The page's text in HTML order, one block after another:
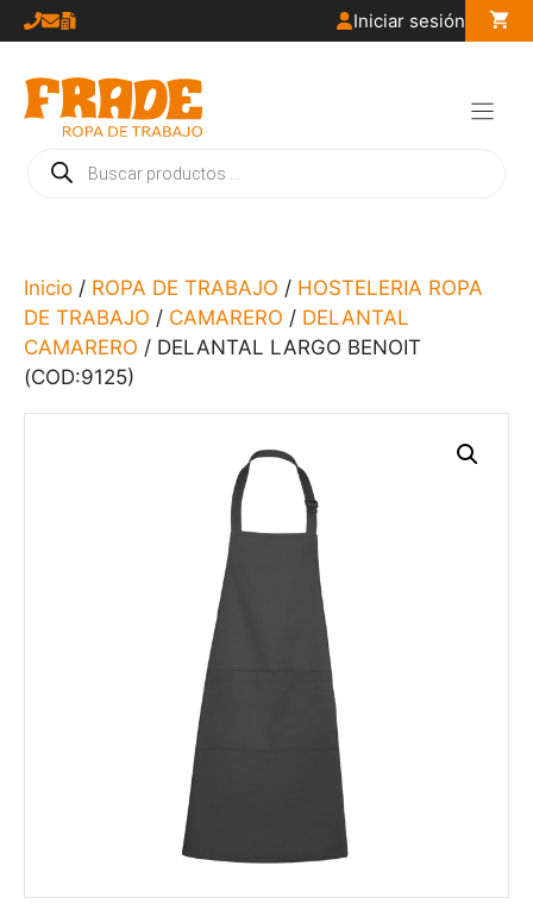
Saltar
al
contenido
Iniciar sesión
Búsqueda
de
Inicio / ROPA DE TRABAJO / HOSTELERIA ROPA
DE TRABAJO / CAMARERO / DELANTAL
CAMARERO / DELANTAL LARGO BENOIT
(COD:9125)